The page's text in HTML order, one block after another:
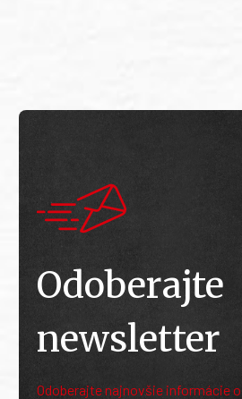
Odoberajte
newsletter
Odoberajte najnovšie informácie